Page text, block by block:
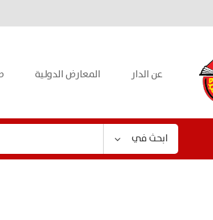
عن الدار المعارض الدولية
ابحث في